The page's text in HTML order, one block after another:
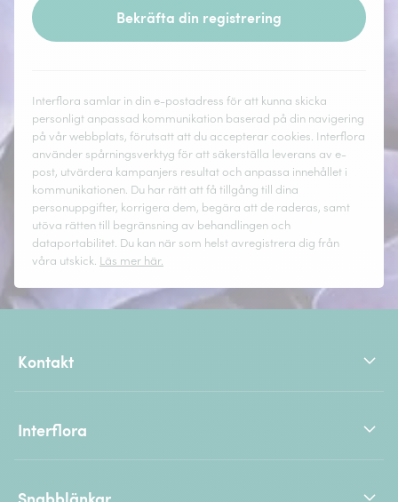
Bekräfta din registrering
Interflora samlar in din e-postadress för att kunna skicka
personligt anpassad kommunikation baserad på din navigering
på vår webbplats, förutsatt att du accepterar cookies. Interflora
använder spårningsverktyg för att säkerställa leverans av e-
post, utvärdera kampanjers resultat och anpassa innehållet i
kommunikationen. Du har rätt att få tillgång till dina
personuppgifter, korrigera dem, begära att de raderas, samt
utöva rätten till begränsning av behandlingen och
dataportabilitet. Du kan när som helst avregistrera dig från
våra utskick. Läs mer här.
Kontakt
Interflora